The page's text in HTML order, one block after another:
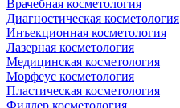
Врачебная косметология
Диагностическая косметология
Инъекционная косметология
Лазерная косметология
Медицинская косметология
Морфеус косметология
Пластическая косметология
Филлер косметология